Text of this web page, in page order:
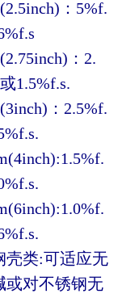
：5%f.
：2.
1.5%f.s.
：2.5%f.
壳类:可适应无
或对不锈钢无